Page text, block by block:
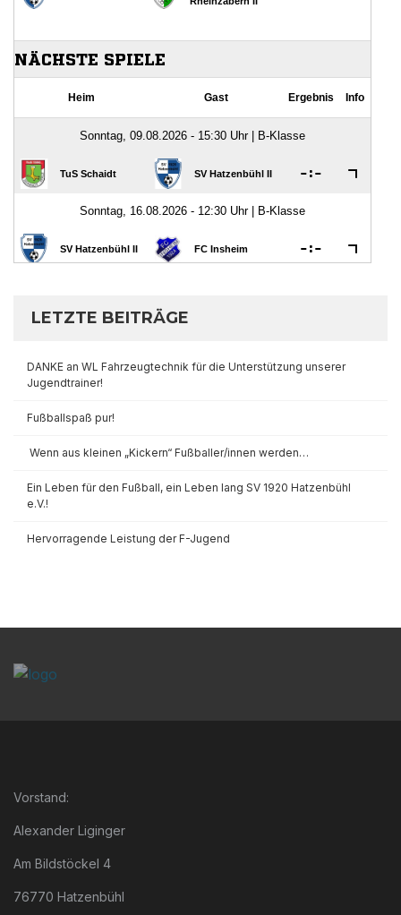
LETZTE BEITRÄGE
DANKE an WL Fahrzeugtechnik für die Unterstützung unserer
Jugendtrainer!
Fußballspaß pur!
Wenn aus kleinen „Kickern“ Fußballer/innen werden…
Ein Leben für den Fußball, ein Leben lang SV 1920 Hatzenbühl
e.V.!
Hervorragende Leistung der F-Jugend
Vorstand:
Alexander Liginger
Am Bildstöckel 4
76770 Hatzenbühl